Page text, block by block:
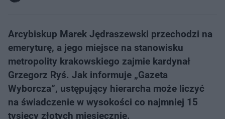
Arcybiskup Marek Jędraszewski przechodzi na
emeryturę, a jego miejsce na stanowisku
metropolity krakowskiego zajmie kardynał
Grzegorz Ryś. Jak informuje „Gazeta
Wyborcza”, ustępujący hierarcha może liczyć
na świadczenie w wysokości co najmniej 15
tysięcy złotych miesięcznie.